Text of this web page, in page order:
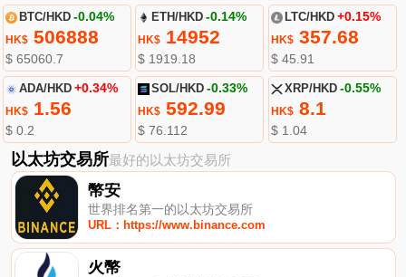
BTC/HKD -0.04%
HK$506888
$ 65060.7
ETH/HKD -0.14%
HK$ 14952
$ 1919.18
LTC/HKD +0.15%
HK$357.68
$ 45.91
ADA/HKD +0.34%
HK$1.56
$ 0.2
SOL/HKD -0.33%
HK$ 592.99
$ 76.112
XRP/HKD -0.55%
HK$8.1
$ 1.04
以太坊交易所最好的以太坊交易所
幣安
世界排名第一的以太坊交易所
URL：https://www.binance.com
火幣